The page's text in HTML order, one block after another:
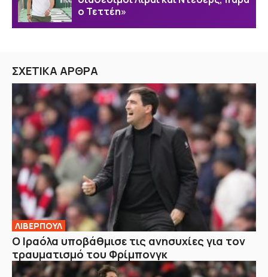
ο Τεττέη»
ΣΧΕΤΙΚΑ ΑΡΘΡΑ
ΛΙΒΕΡΠΟΥΛ
Ο Ιραόλα υποβάθμισε τις ανησυχίες για τον
τραυματισμό του Φρίμπονγκ